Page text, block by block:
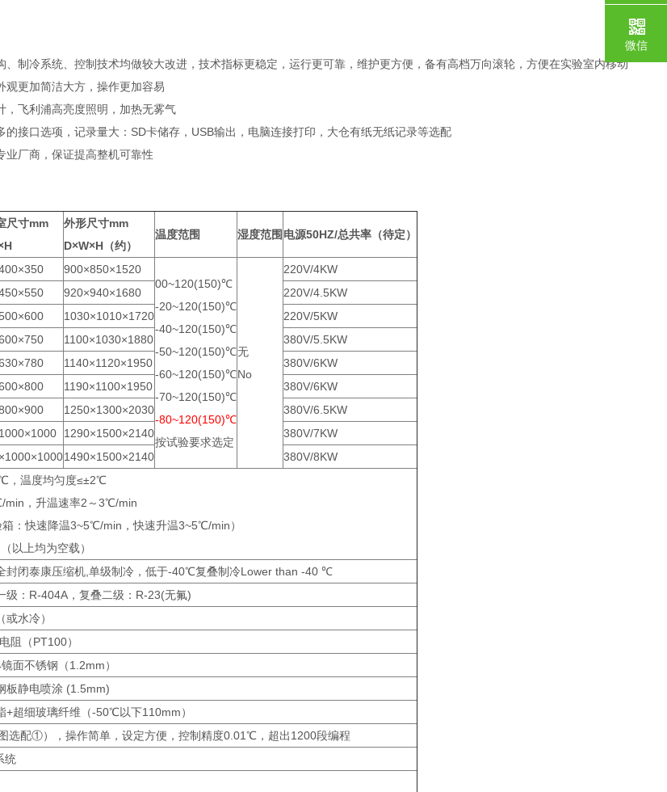
、制冷系统、控制技术均做较大改进，技术指标更稳定，运行更可靠，维护更方便，备有高档万向滚轮，方便在实验室内移动
观更加简洁大方，操作更加容易
，飞利浦高亮度照明，加热无雾气
的接口选项，记录量大：SD卡储存，USB输出，电脑连接打印，大仓有纸无纸记录等选配
业厂商，保证提高整机可靠性
尺寸mm
外形尺寸mm
D×W×H（约）
温度范围 湿度范围 电源50HZ/总共率（待定）
900×850×1520
00~120(150)℃
-20~120(150)℃
-40~120(150)℃
-50~120(150)℃
-60~120(150)℃
-70~120(150)℃
-80~120(150)℃
按试验要求选定
无
No
220V/4KW
920×940×1680
220V/4.5KW
1030×1010×1720
220V/5KW
1100×1030×1880
380V/5.5KW
1140×1120×1950
380V/6KW
1190×1100×1950
380V/6KW
1250×1300×2030
380V/6.5KW
1290×1500×2140
380V/7KW
1490×1500×2140 380V/8KW
，温度均匀度≤±2℃
min，升温速率2～3℃/min
：快速降温3~5℃/min，快速升温3~5℃/min）
以上均为空载）
封闭泰康压缩机,单级制冷，低于-40℃复叠制冷Lower than -40 ℃
级：R-404A，复叠二级：R-23(无氟)
或水冷）
阻（PT100）
面不锈钢（1.2mm）
板静电喷涂 (1.5mm)
+超细玻璃纤维（-50℃以下110mm）
选配①），操作简单，设定方便，控制精度0.01℃，超出1200段编程
统
微信